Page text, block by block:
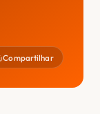
Compartilhar